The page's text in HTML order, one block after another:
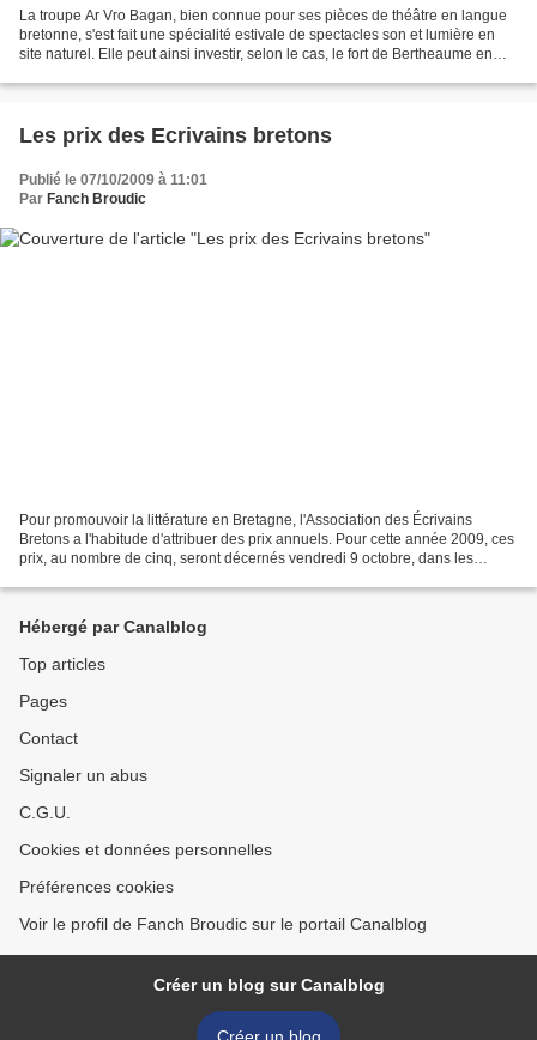
La troupe Ar Vro Bagan, bien connue pour ses pièces de théâtre en langue
bretonne, s'est fait une spécialité estivale de spectacles son et lumière en
site naturel. Elle peut ainsi investir, selon le cas, le fort de Bertheaume en
Les prix des Ecrivains bretons
Publié le 07/10/2009 à 11:01
Par Fanch Broudic
Pour promouvoir la littérature en Bretagne, l'Association des Écrivains
Bretons a l'habitude d'attribuer des prix annuels. Pour cette année 2009, ces
prix, au nombre de cinq, seront décernés vendredi 9 octobre, dans les
Hébergé par Canalblog
Top articles
Pages
Contact
Signaler un abus
C.G.U.
Cookies et données personnelles
Préférences cookies
Voir le profil de Fanch Broudic sur le portail Canalblog
Créer un blog sur Canalblog